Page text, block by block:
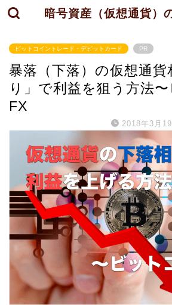
暗号資産（仮想通貨）
ビットコイントレード・デビットカード PR
暴落（下落）の仮想通貨
り」で利益を狙う方法
FX
2018年3月19